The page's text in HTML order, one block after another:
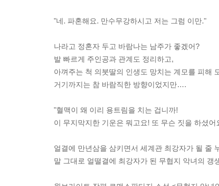
"네. 파혼해요. 만수무강하시고 저는 그럼 이만."
나라고 정혼자 두고 바람나는 남주가 좋겠어?
발 빠르게 주인공과 관계도 정리하고,
아껴주는 척 의붓딸의 인생도 망치는 계모를 피해
거기까지는 참 바람직한 방향이었지만….
"혈맥이 왜 이리 용트림을 치는 겁니까!
이 무지막지한 기운은 뭐고요! 또 무슨 짓을 하셨어
얼결에 만년삼을 삼키면서 세계관 최강자가 될 줄
말 그대로 얼떨결에 최강자가 된 무협지 악녀의 갱